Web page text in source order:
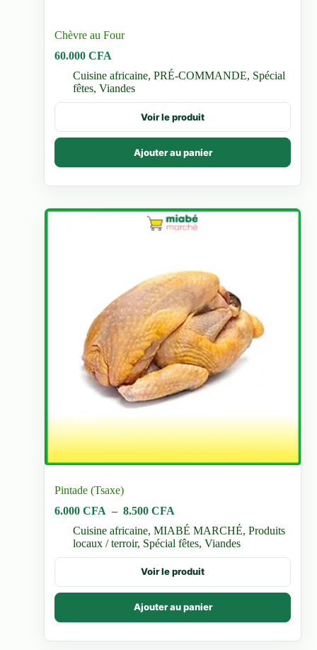
Chèvre au Four
60.000CFA
Cuisine africaine,PRÉ-COMMANDE, Spécial
fêtes,Viandes
Voir le produit
Ajouter au panier
Pintade (Tsaxe)
6.000CFA – 8.500CFA
de
prix :
6.000 CFA
à
8.500 CFA
Cuisine africaine,MIABÉ MARCHÉ,Produits
locaux / terroir, Spécial fêtes,Viandes
Voir le produit
Ajouter au panier
Ce
a
plusieurs
Les
options